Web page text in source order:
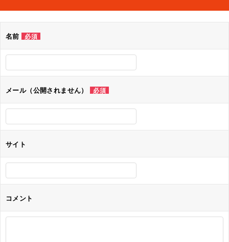
ビ
シ
名前 必須
メール（公開されません） 必須
サイト
コメント